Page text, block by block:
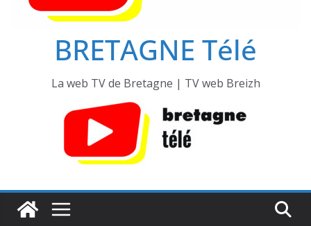
BRETAGNE Télé
La web TV de Bretagne | TV web Breizh